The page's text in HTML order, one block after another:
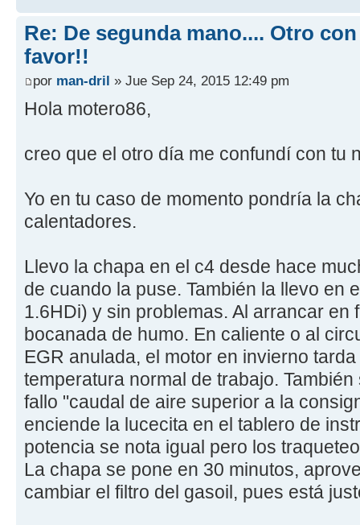
Re: De segunda mano.... Otro
favor!!
por man-dril » Jue Sep 24, 2015 12:49 pm
Hola motero86,
creo que el otro día me confundí con tu
Yo en tu caso de momento pondría la
calentadores.
Llevo la chapa en el c4 desde hace
de cuando la puse. También la llevo en
1.6HDi) y sin problemas. Al arrancar en
bocanada de humo. En caliente o al
EGR anulada, el motor en invierno
temperatura normal de trabajo.
fallo "caudal de aire superior a la
enciende la lucecita en el tablero de
potencia se nota igual pero los
La chapa se pone en 30 minutos,
cambiar el filtro del gasoil, pues está